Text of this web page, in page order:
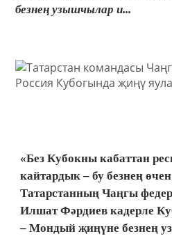
безнең узышчылар и...
«Без Кубокны кабаттан
кайтардык – бу безнең
Татарстанның Чаңгы
Илшат Фәрдиев кадерле
– Мондый җиңүне безнең